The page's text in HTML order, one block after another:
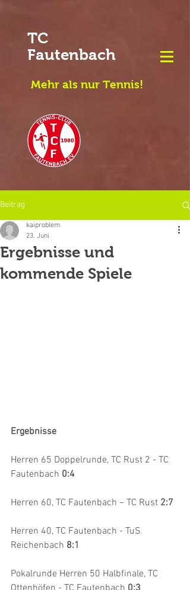
TC
Fautenbach
Mehr als nur Tennis!
Beitrag
Ergebnisse und
kommende Spiele
kaiproblem
23. Juni
Ergebnisse
Herren 65 Doppelrunde, TC Rust 2 - TC
Fautenbach 0:4
Herren 60, TC Fautenbach – TC Rust 2:7
Herren 40, TC Fautenbach - TuS
Reichenbach 8:1
Pokalrunde Herren 50 Halbfinale, TC